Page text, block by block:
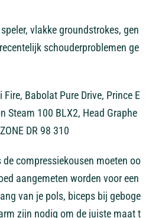
speler, vlakke groundstrokes, gen
recentelijk schouderproblemen ge
Fire, Babolat Pure Drive, Prince E
Steam 100 BLX2, Head Graphe
DR 98 310
de compressiekousen moeten oo
aangemeten worden voor een
van je pols, biceps bij geboge
zijn nodig om de juiste maatt